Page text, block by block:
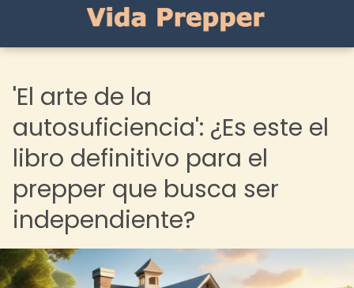
'El arte de la
autosuficiencia': ¿Es este el
libro definitivo para el
prepper que busca ser
independiente?